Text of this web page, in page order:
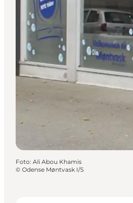
Foto: Ali Abou Khamis
© Odense Møntvask I/S